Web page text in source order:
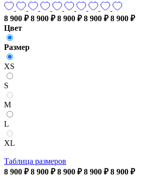
8 900 ₽ 8 900 ₽ 8 900 ₽ 8 900 ₽ 8 900 ₽
Цвет
Размер
XS
S
M
L
XL
Таблица размеров
8 900 ₽ 8 900 ₽ 8 900 ₽ 8 900 ₽ 8 900 ₽